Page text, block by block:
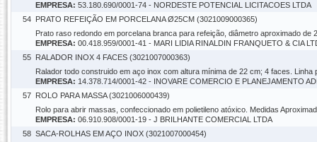
EMPRESA: 53.180.690/0001-74 - NORDESTE POTENCIAL LICITACOES LTDA
54 PRATO REFEIÇÃO EM PORCELANA Ø25CM (3021009000365)
Prato raso redondo em porcelana branca para refeição, diâmetro aproximado de
EMPRESA: 00.418.959/0001-41 - MARI LIDIA RINALDIN FRANQUETO & CIA
55 RALADOR INOX 4 FACES (3021007000363)
Ralador todo construido em aço inox com altura mínima de 22 cm; 4 faces. Linha
EMPRESA: 14.378.714/0001-42 - INOVARE COMERCIO E PLANEJAMENTO
57 ROLO PARA MASSA (3021006000439)
Rolo para abrir massas, confeccionado em polietileno atóxico. Medidas
EMPRESA: 06.910.908/0001-19 - J BRILHANTE COMERCIAL LTDA
58 SACA-ROLHAS EM AÇO INOX (3021007000454)